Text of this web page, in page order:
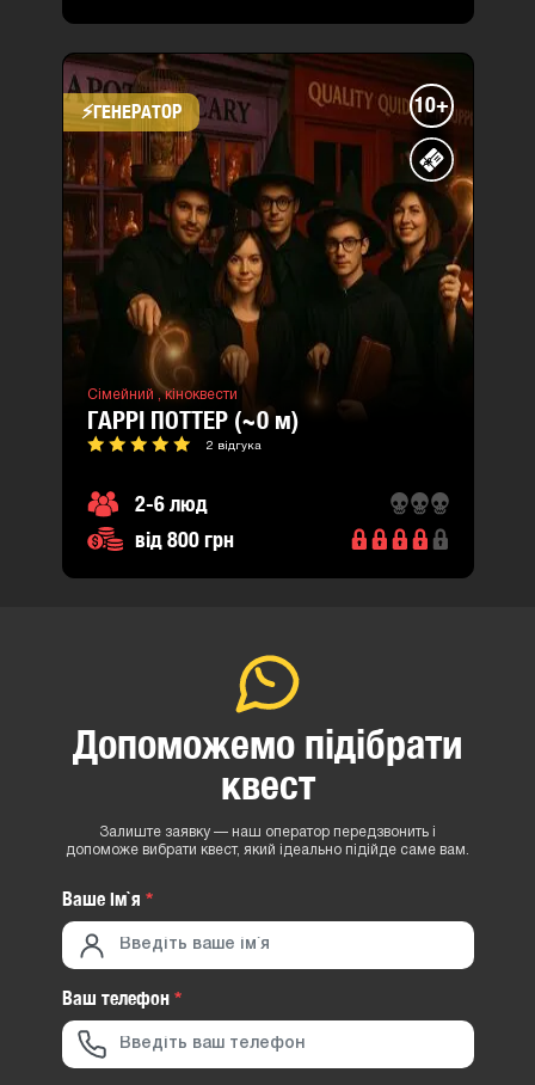
⚡​ГЕНЕРАТОР 10+
Сімейний ,кіноквести
ГАРРІ ПОТТЕР (~0м)
2 відгука
2-6 люд
від 800 грн
Допоможемо підібрати
квест
Залиште заявку — наш оператор передзвонить і
допоможе вибрати квест, який ідеально підійде саме вам.
Ваше iм`я *
Ваш телефон*